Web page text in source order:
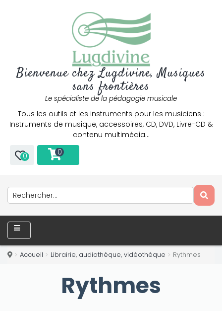
Bienvenue chez Lugdivine, Musiques
sans frontières
Le spécialiste de la pédagogie musicale
Tous les outils et les instruments pour les musiciens :
Instruments de musique, accessoires, CD, DVD, Livre-CD &
contenu multimédia…
0 0
Accueil Librairie, audiothèque, vidéothèque Rythmes
Rythmes